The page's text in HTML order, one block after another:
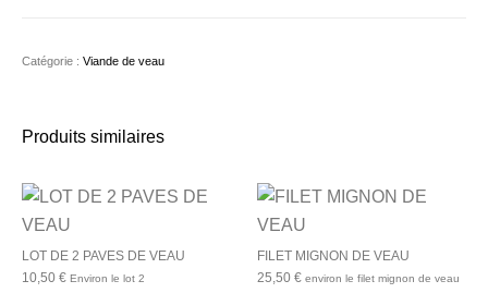
Catégorie :Viande de veau
Produits similaires
LOT DE 2 PAVES DE VEAU
10,50€ Environ le lot 2
FILET MIGNON DE VEAU
25,50 € environ le filet mignon de veau